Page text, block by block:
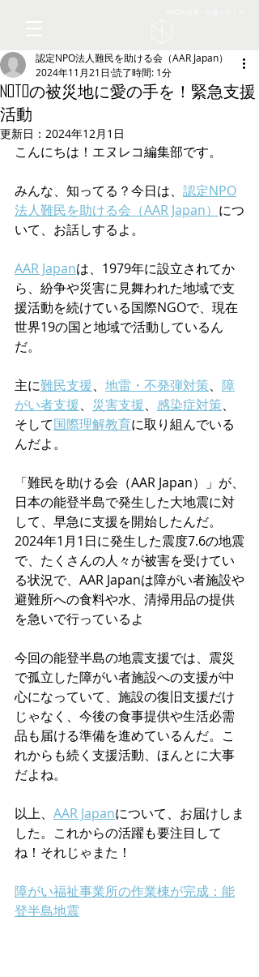
Notoの被災地に愛の手を！緊急支援
活動
認定NPO法人難民を助ける会（AAR Japan）
2024年11月21日 読了時間: 1分
更新日： 2024年12月1日
こんにちは！エヌレコ編集部です。
みんな、知ってる？今日は、 認定NPO
法人難民を助ける会（AAR Japan） につ
いて、お話しするよ。
AAR Japanは、1979年に設立されてか
ら、紛争や災害に見舞われた地域で支
援活動を続けている国際NGOで、現在
世界19の国と地域で活動しているん
だ。
主に難民支援、 地雷・不発弾対策、 障
がい者支援、 災害支援、 感染症対策、
そして国際理解教育に取り組んでいる
んだよ​。
「難民を助ける会（AAR Japan）」が、
日本の能登半島で発生した大地震に対
して、早急に支援を開始したんだ。
2024年1月1日に発生した震度7.6の地震
で、たくさんの人々が被害を受けてい
る状況で、AAR Japanは障がい者施設や
避難所への食料や水、清掃用品の提供
を急いで行っているよ​
今回の能登半島の地震支援では、震災
で孤立した障がい者施設への支援が中
心になっていて、施設の復旧支援だけ
じゃなく、今後の食事提供や生活必需
品も届ける準備を進めているんだ。こ
れからも続く支援活動、ほんとに大事
だよね。
以上、 AAR Japanについて、お届けしま
した。これからの活躍も要注目して
ね！それじゃまた！
障がい福祉事業所の作業棟が完成：能
登半島地震